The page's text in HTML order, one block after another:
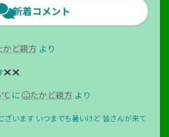
新着コメント
かど親方より
に たかど親方より
ざいます いつまでも暑いけど 皆さんが来て